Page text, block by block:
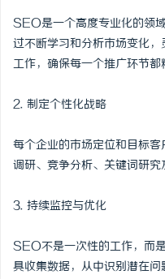
SEO是一个高度专业化的领
过不断学习和分析市场变化
工作，确保每一个推广环节都
2. 制定个性化战略
每个企业的市场定位和目标
调研、竞争分析、关键词研
3. 持续监控与优化
SEO不是一次性的工作，而
具收集数据，从中识别潜在